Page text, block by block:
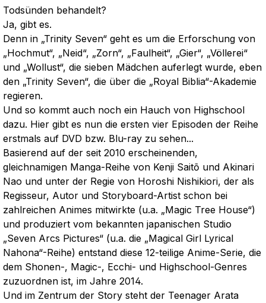
Todsünden behandelt?
Ja, gibt es.
Denn in „Trinity Seven“ geht es um die Erforschung von
„Hochmut“, „Neid“, „Zorn“, „Faulheit“, „Gier“, „Völlerei“
und „Wollust“, die sieben Mädchen auferlegt wurde, eben
den „Trinity Seven“, die über die „Royal Biblia“-Akademie
regieren.
Und so kommt auch noch ein Hauch von Highschool
dazu. Hier gibt es nun die ersten vier Episoden der Reihe
erstmals auf DVD bzw. Blu-ray zu sehen...
Basierend auf der seit 2010 erscheinenden,
gleichnamigen Manga-Reihe von Kenji Saitō und Akinari
Nao und unter der Regie von Horoshi Nishikiori, der als
Regisseur, Autor und Storyboard-Artist schon bei
zahlreichen Animes mitwirkte (u.a. „Magic Tree House“)
und produziert vom bekannten japanischen Studio
„Seven Arcs Pictures“ (u.a. die „Magical Girl Lyrical
Nahona“-Reihe) entstand diese 12-teilige Anime-Serie, die
dem Shonen-, Magic-, Ecchi- und Highschool-Genres
zuzuordnen ist, im Jahre 2014.
Und im Zentrum der Story steht der Teenager Arata